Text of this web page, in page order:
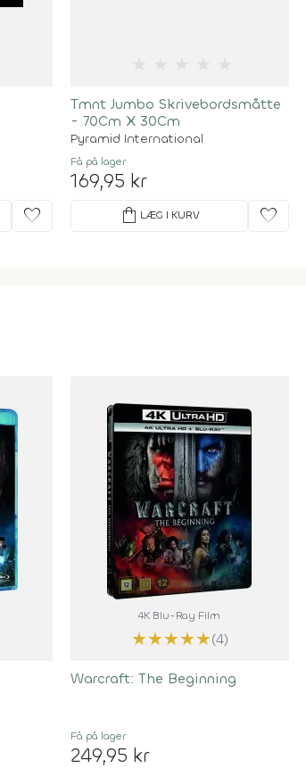
favorite
Tmnt Jumbo Skrivebordsmåtte
- 70Cm X 30Cm
Pyramid International
Få på lager
169,95 kr
shopping_bag LÆG I KURV favorite
4K Blu-Ray Film
★★★★★(4)
Warcraft: The Beginning
Få på lager
249,95 kr